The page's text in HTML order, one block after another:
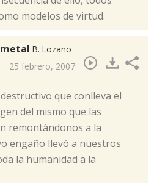
modelos de virtud.
B. Lozano
25 febrero, 2007
que conlleva el
del mismo que las
remontándonos a la
engaño llevó a nuestros
la humanidad a la